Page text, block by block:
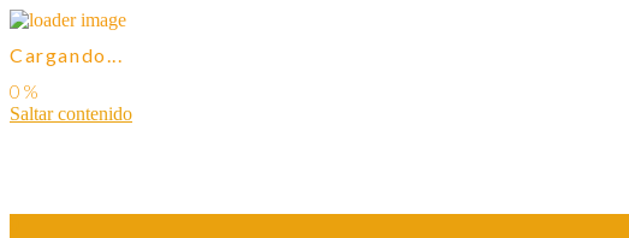
Cargando...
Saltar contenido